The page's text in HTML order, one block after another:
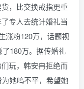
，比交换戒指更重
专人去统计婚礼当
涨粉120万，话题视
180万。据传婚礼
玩，韩安冉拒绝而
她鸣不平，希望她